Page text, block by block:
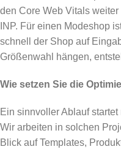
den Core Web Vitals
INP. Für einen Modeshop
schnell der Shop auf
Größenwahl hängen,
Wie setzen Sie die
Ein sinnvoller Ablauf
Wir arbeiten in solchen
Blick auf Templates,